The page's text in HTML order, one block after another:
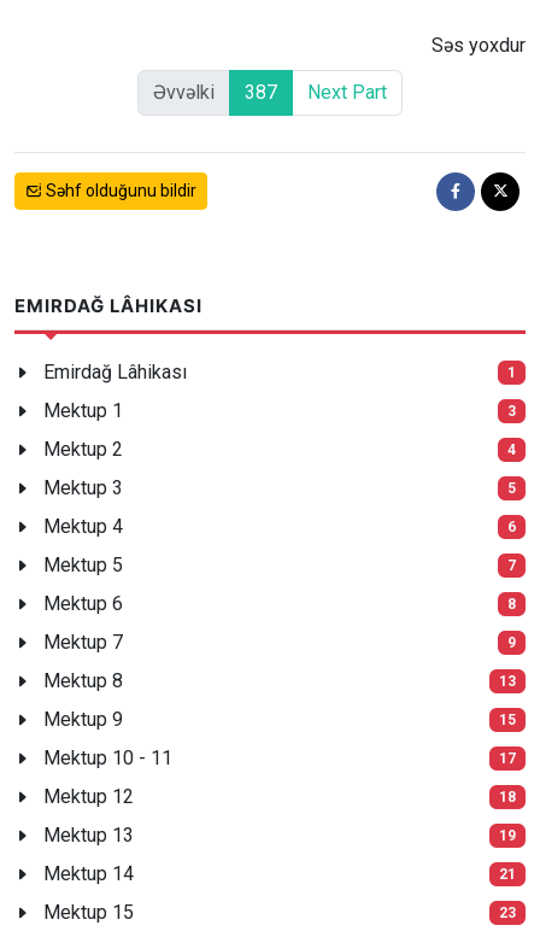
Səs yoxdur
Əvvəlki 387 Next Part
Səhf olduğunu bildir
EMIRDAĞ LÂHIKASI
Emirdağ Lâhikası 1
Mektup 1 3
Mektup 2 4
Mektup 3 5
Mektup 4 6
Mektup 5 7
Mektup 6 8
Mektup 7 9
Mektup 8 13
Mektup 9 15
Mektup 10 - 11 17
Mektup 12 18
Mektup 13 19
Mektup 14 21
Mektup 15 23